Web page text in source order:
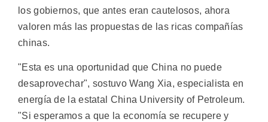
los gobiernos, que antes eran cautelosos, ahora
valoren más las propuestas de las ricas compañías
chinas.
"Esta es una oportunidad que China no puede
desaprovechar", sostuvo Wang Xia, especialista en
energía de la estatal China University of Petroleum.
"Si esperamos a que la economía se recupere y